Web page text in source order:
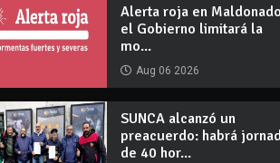
Alerta roja en
el Gobierno limitará la
mo...
Aug 06 2026
SUNCA alcanzó un
preacuerdo: habrá
de 40 hor...